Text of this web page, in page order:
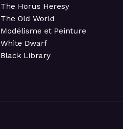
The Horus Heresy
The Old World
Modélisme et Peinture
White Dwarf
Black Library